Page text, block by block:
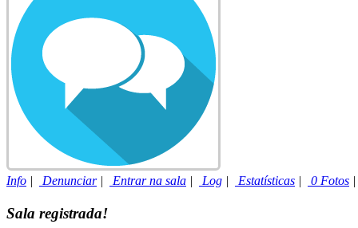
Info | Denunciar| Entrar na sala | Log | Estatísticas | 0 Fotos
Sala registrada!